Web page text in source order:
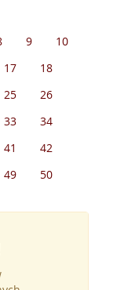
9
10
17
18
25
26
33
34
41
42
49 50